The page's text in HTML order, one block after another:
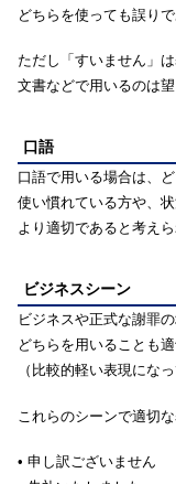
どちらを使っても誤り
ただし「すいません」
文書などで用いるのは
口語
口語で用いる場合は、ど
使い慣れている方や、
より適切であると考え
ビジネスシーン
ビジネスや正式な謝罪の
どちらを用いることも
（比較的軽い表現にな
これらのシーンで適切
• 申し訳ございません